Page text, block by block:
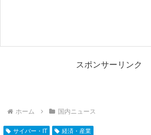
スポンサーリンク
ホーム 国内ニュース
サイバー・IT 経済・産業